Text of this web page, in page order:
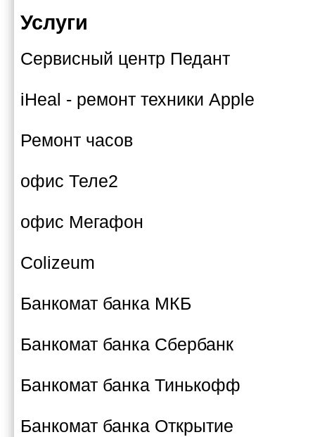
Услуги
Сервисный центр Педант
iHeal - ремонт техники Apple
Ремонт часов
офис Теле2
офис Мегафон
Сolizeum
Банкомат банка МКБ
Банкомат банка Сбербанк
Банкомат банка Тинькофф
Банкомат банка Открытие